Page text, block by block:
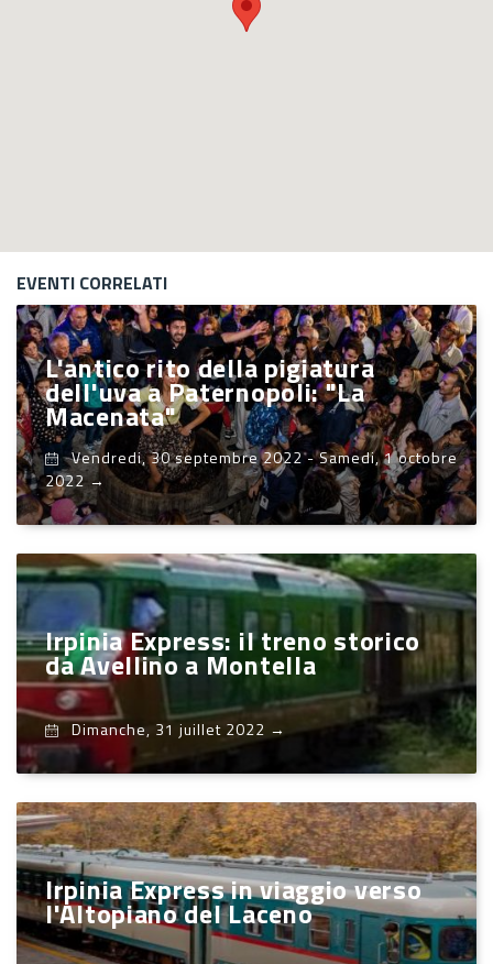
EVENTI CORRELATI
L'antico rito della pigiatura
dell'uva a Paternopoli: "La
Macenata"
Vendredi, 30 septembre 2022-Samedi, 1 octobre
2022→
Irpinia Express: il treno storico
da Avellino a Montella
Dimanche, 31 juillet 2022 →
Irpinia Express in viaggio verso
l'Altopiano del Laceno